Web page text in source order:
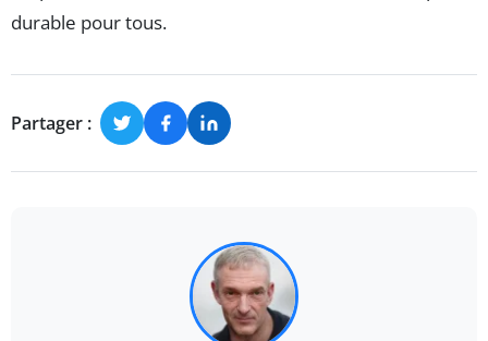
durable pour tous.
Partager :